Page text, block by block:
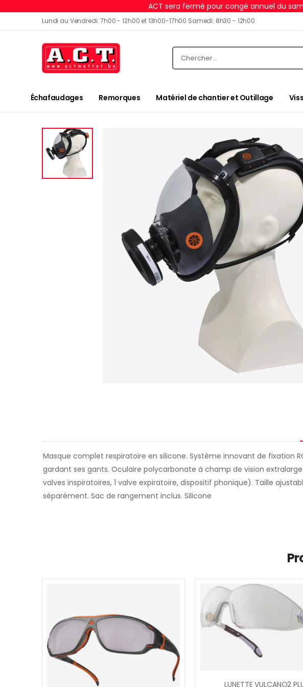
ACT sera fermé pour congé annuel du
Lundi au Vendredi: 7h00 - 12h00 et 13h00-17h00 Samedi: 8h30 - 12h00
Échafaudages Remorques Matériel de chantier et Outillage
Masque complet respiratoire en silicone. Système innovant de fixation
gardant ses gants. Oculaire polycarbonate à champ de vision
valves inspiratoires, 1 valve expiratoire, dispositif phonique). Taille
séparément. Sac de rangement inclus. Silicone
LUNETTE VULCANO2